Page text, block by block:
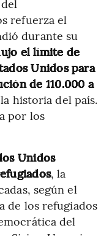
refuerza el
durante su
el límite de
Unidos para
de 110.000 a
historia del país.
por los
Unidos
, la
según el
de los refugiados
del